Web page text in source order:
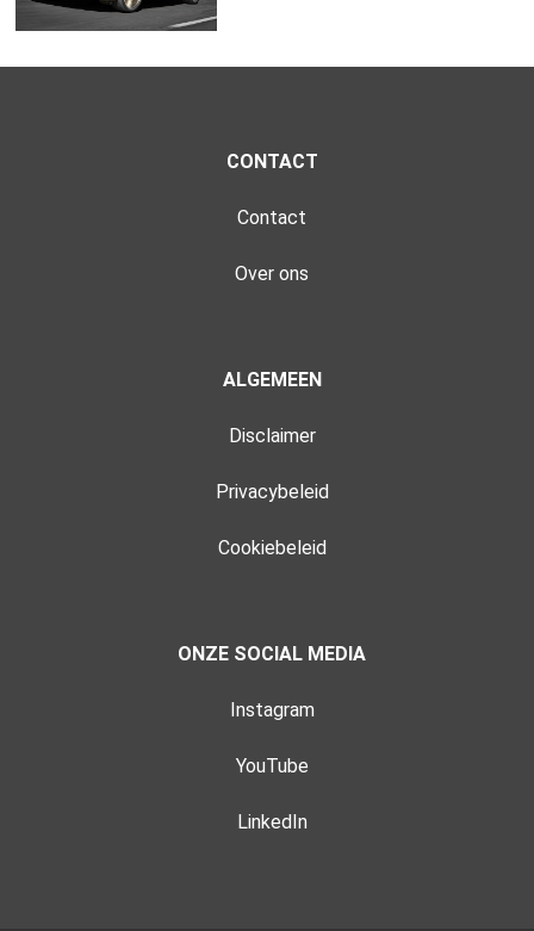
CONTACT
Contact
Over ons
ALGEMEEN
Disclaimer
Privacybeleid
Cookiebeleid
ONZE SOCIAL MEDIA
Instagram
YouTube
LinkedIn